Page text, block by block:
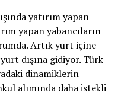
yatırım yapan
yapan yabancıların
Artık yurt içine
dışına gidiyor. Türk
dinamiklerin
alımında daha istekli